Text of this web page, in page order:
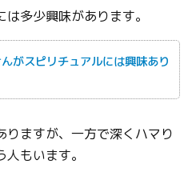
多少興味があります。
がスピリチュアルには興味あり
りますが、一方で深くハマり
もいます。